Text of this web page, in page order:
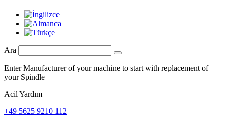
Ara
Enter Manufacturer of your machine to start with replacement of
your Spindle
Acil Yardım
+49 5625 9210 112